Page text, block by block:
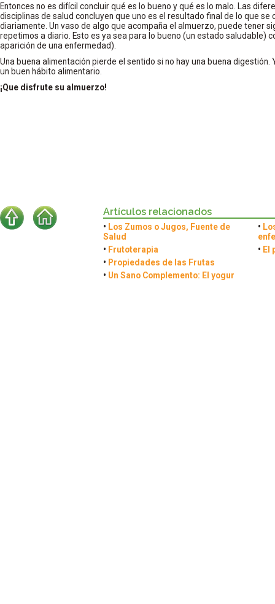
Entonces no es difícil concluir qué es lo bueno y qué es lo malo. Las
disciplinas de salud concluyen que uno es el resultado final de lo que se
diariamente. Un vaso de algo que acompaña el almuerzo, puede tener
repetimos a diario. Esto es ya sea para lo bueno (un estado saludable)
aparición de una enfermedad).
Una buena alimentación pierde el sentido si no hay una buena
un buen hábito alimentario.
¡Que disfrute su almuerzo!
Artículos relacionados
• Los Zumos o Jugos, Fuente de
Salud
• Frutoterapia
• Propiedades de las Frutas
• Un Sano Complemento: El yogur
•
• El